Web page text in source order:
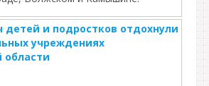
детей и подростков отдохнули
учреждениях
области